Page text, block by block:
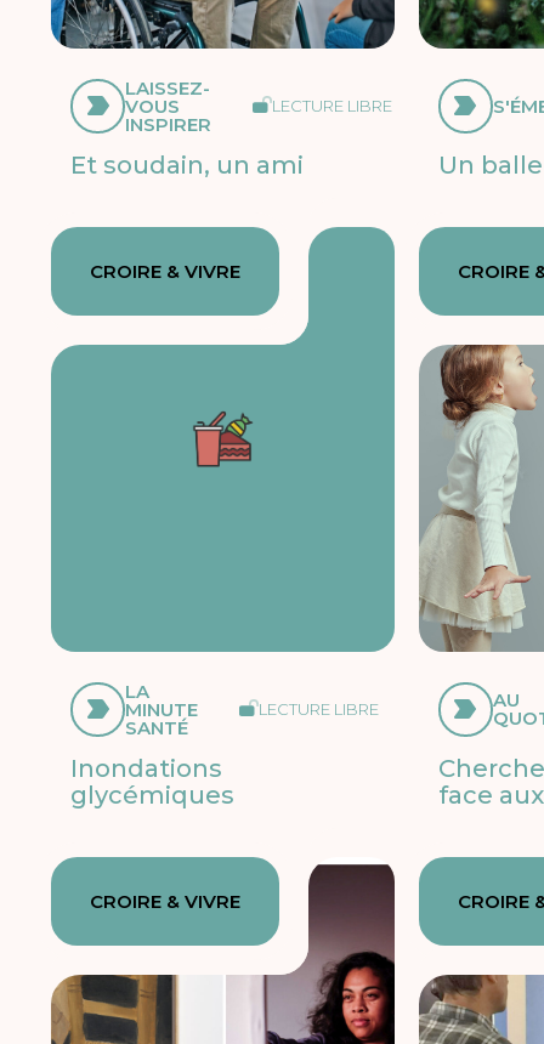
LAISSEZ-
VOUS
INSPIRER
LECTURE LIBRE
Et soudain, un ami Un
CROIRE & VIVRE
LA
MINUTE
SANTÉ
LECTURE LIBRE
Inondations
glycémiques
CROIRE
AU
face
CROIRE & VIVRE CROIRE